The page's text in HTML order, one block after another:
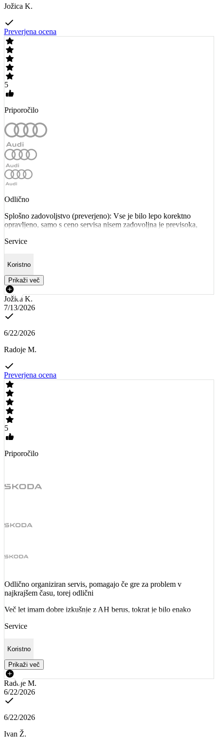
Jožica K.
Preverjena ocena
5
Priporočilo
Odlično
Splošno zadovoljstvo (preverjeno): Vse je bilo lepo korektno
opravljeno, samo s ceno servisa nisem zadovoljna je previsoka,
Service
Koristno
Prikaži več
Jožica K.
7/13/2026
6/22/2026
Radoje M.
Preverjena ocena
5
Priporočilo
Odlično organiziran servis, pomagajo če gre za problem v
najkrajšem času, torej odlični
Več let imam dobre izkušnje z AH berus, tokrat je bilo enako
Service
Koristno
Prikaži več
Radoje M.
6/22/2026
6/22/2026
Ivan Ž.